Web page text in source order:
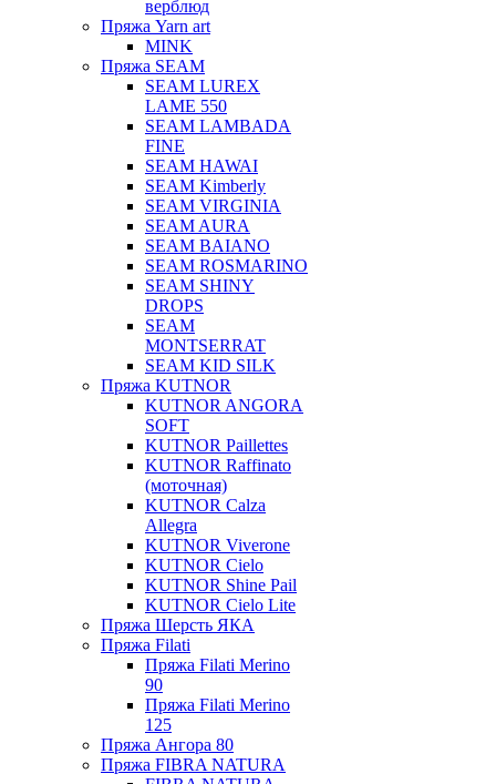
верблюд
Пряжа Yarn art
MINK
Пряжа SEAM
SEAM LUREX
LAME 550
SEAM LAMBADA
FINE
SEAM HAWAI
SEAM Kimberly
SEAM VIRGINIA
SEAM AURA
SEAM BAIANO
SEAM ROSMARINO
SEAM SHINY
DROPS
SEAM
MONTSERRAT
SEAM KID SILK
Пряжа KUTNOR
KUTNOR ANGORA
SOFT
KUTNOR Paillettes
KUTNOR Raffinato
(моточная)
KUTNOR Calza
Allegra
KUTNOR Viverone
KUTNOR Cielo
KUTNOR Shine Pail
KUTNOR Cielo Lite
Пряжа Шерсть ЯКА
Пряжа Filati
Пряжа Filati Merino
90
Пряжа Filati Merino
125
Пряжа Ангора 80
Пряжа FIBRA NATURA